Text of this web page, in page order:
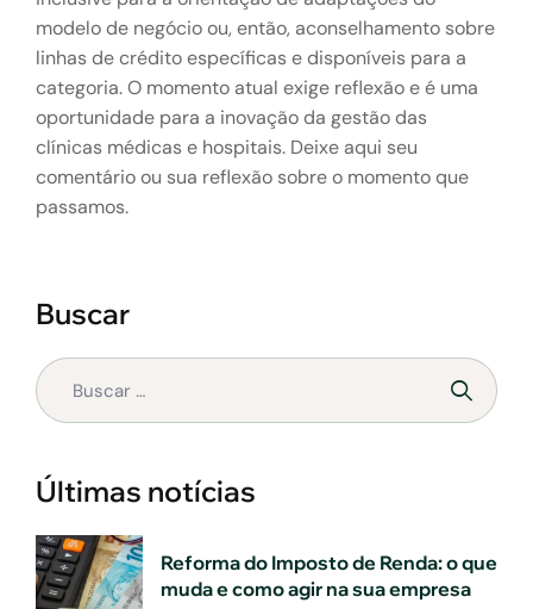
modelo de negócio ou, então, aconselhamento sobre
linhas de crédito específicas e disponíveis para a
categoria. O momento atual exige reflexão e é uma
oportunidade para a inovação da gestão das
clínicas médicas e hospitais. Deixe aqui seu
comentário ou sua reflexão sobre o momento que
passamos.
Buscar
Últimas notícias
Reforma do Imposto de Renda: o que
muda e como agir na sua empresa